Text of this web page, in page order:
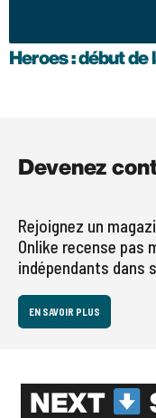
Heroes : début de
Devenez
Rejoignez un
Onlike recense pas
indépendants dans
EN SAVOIR PLUS
NEXT